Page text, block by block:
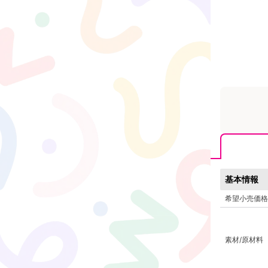
基本情報
希望小売価
素材/原材料